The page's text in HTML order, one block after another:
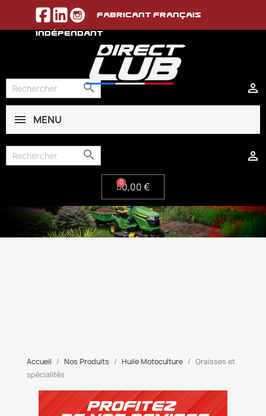
Fabricant français
indépendant


MENU


0,00 €
Accueil Nos Produits Huile Motoculture
Graisses et
spécialités